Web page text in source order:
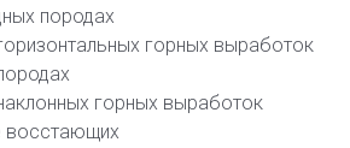
породах
горных выработок
горных выработок
восстающих